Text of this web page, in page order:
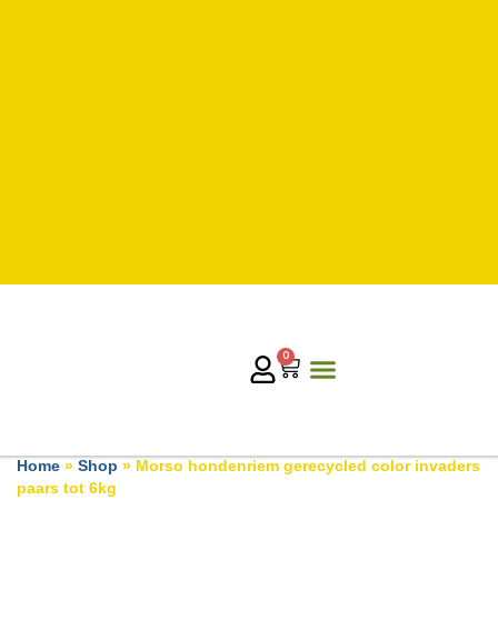
0
Home » Shop » Morso hondenriem gerecycled color invaders
paars tot 6kg